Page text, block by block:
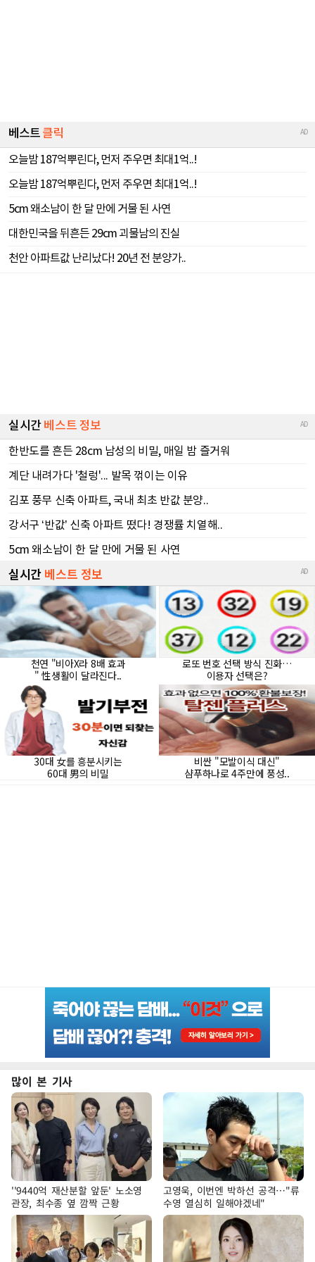
많이 본 기사
''9440억 재산분할 앞둔' 노소영
관장, 최수종 옆 깜짝 근황
고영욱, 이번엔 박하선 공격…"류
수영 열심히 일해야겠네"